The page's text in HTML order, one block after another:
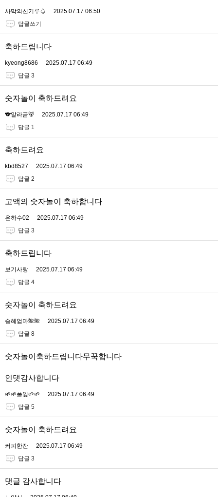
사막의신기루♤
2025.07.17 06:50
답글쓰기
축하드립니다
kyeong8686
2025.07.17 06:49
답글 3
숫자놀이 축하드려요
🐨알라곰🐻
2025.07.17 06:49
답글 1
축하드려요
kbd8527
2025.07.17 06:49
답글 2
고액의 숫자놀이 축하합니다
은하수02
2025.07.17 06:49
답글 3
축하드립니다
보기사랑
2025.07.17 06:49
답글 4
숫자놀이 축하드려요
승혜엄마🌺🌺
2025.07.17 06:49
답글 8
숫자놀이축하드립니다무꾹합니다
인댓감사합니다
🌱🌱풀잎🌱🌱
2025.07.17 06:49
답글 5
숫자놀이 축하드려요
커피한잔
2025.07.17 06:49
답글 3
댓글 감사합니다